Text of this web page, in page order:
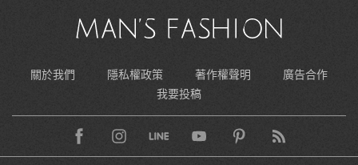
關於我們 隱私權政策 著作權聲明
廣告合作
我要投稿